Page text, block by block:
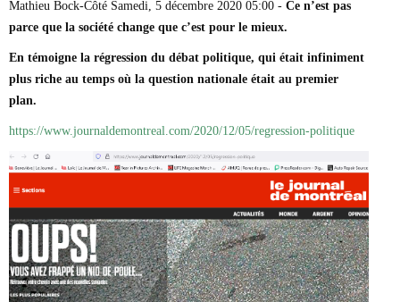
Marie-Eve Doyon
Mathieu Bock Côté
Normand Lester
Philippe Léger
Richard Béliveau
Richard Martineau
Réjean Parent
Sophie Durocher
Thomas Mulcair
Véronyque Tremblay
Mathieu Bock-Côté Samedi, 5 décembre 2020 05:00 - Ce n’est pas
parce que la société change que c’est pour le mieux.
En témoigne la régression du débat politique, qui était infiniment
plus riche au temps où la question nationale était au premier
plan.
https://www.journaldemontreal.com/2020/12/05/regression-politique